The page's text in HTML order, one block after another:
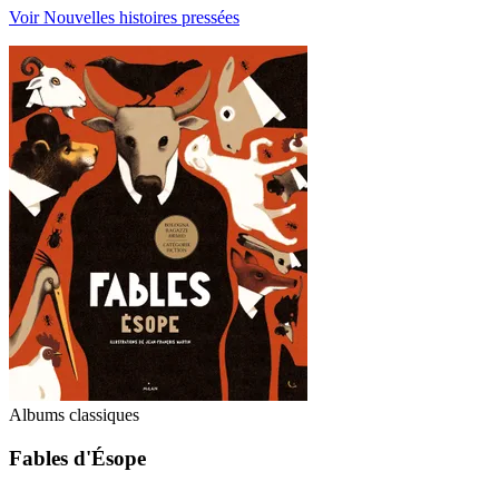
Voir Nouvelles histoires pressées
Albums classiques
Fables d'Ésope